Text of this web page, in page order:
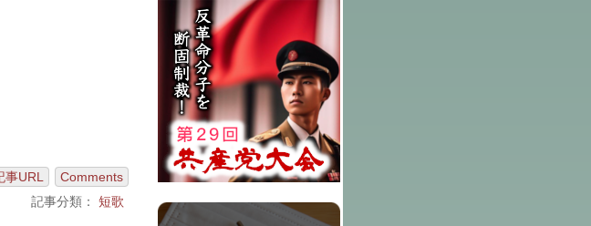
事URL
Comments
記事分類： 短歌